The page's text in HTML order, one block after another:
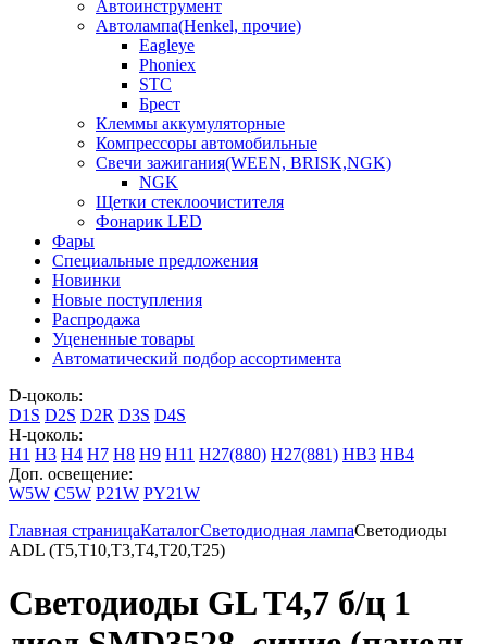
Автоинструмент
Автолампа(Henkel, прочие)
Eagleye
Phoniex
STC
Брест
Клеммы аккумуляторные
Компрессоры автомобильные
Свечи зажигания(WEEN, BRISK,NGK)
NGK
Щетки стеклоочистителя
Фонарик LED
Фары
Специальные предложения
Новинки
Новые поступления
Распродажа
Уцененные товары
Автоматический подбор ассортимента
D-цоколь:
D1S D2S D2R D3S D4S
H-цоколь:
H1 H3 H4 H7 H8 H9 H11 H27(880) H27(881) HB3 HB4
Доп. освещение:
W5W C5W P21W PY21W
Главная страницаКаталогСветодиодная лампаСветодиоды
ADL (T5,T10,T3,T4,T20,T25)
Светодиоды GL T4,7 б/ц 1